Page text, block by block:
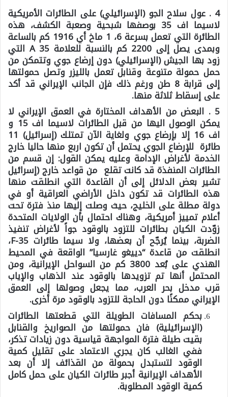
4 . عول سلاح الجو (الإسرائيلي) على الطائرات الأمريكية
لاسيما اف 35 بوصفها شبحية وصعبة الكشف، هذه
الطائرة التي تعمل بسرعة 6، 1 ماخ أي 1916 كم بالساعة
وبمدى يصل إلى 2200 كم بالنسبة للعلامة A 35 التي
زود بها الجيش (الإسرائيلي) دون إرضاع جوي وتتمكن من
حمل حمولة متنوعة وقنابل تعمل بالليزر وتصل حمولتها
إلى قرابة 8 طن ورغم ذلك فإن الجانب الإيراني قد أكد
على إسقاط ثلاثة منها.
5 . البعض من الأهداف المختارة في العمق الإيراني لا
يمكن الوصول اليها من قبل الطائرات لاسيما اف 15 و
اف 16 إلا بإرضاع جوي ولغاية الآن تمتلك (إسرائيل) 11
طائرة للإرضاع الجوي يحتمل أن تكون اربع منها حاليا خارج
الخدمة لأغراض الإدامة وعليه يمكن القول: إن قسم من
الطائرات المنفذة قد كانت تقلع من قواعد خارج (إسرائيل
تشير بعض الدلائل إلى أن القاعدة التي انطلقت منها
هذه الطائرات قد تكون داخل الأراضي العراقية أو في
دولة مطلة على الخليج، حيث وصلت إليها منذ فترة تحت
أعلام تمييز أمريكية، وهناك احتمال بأن الولايات المتحدة
زوّدت الكيان بطائرات للتزود بالوقود جواً لأغراض تنفيذ
الضربة، بينما يُرجّح أن بعضها، ولا سيما طائرات F-35،
انطلقت من قاعدة “دييغو غارسيا” الواقعة في المحيط
الهندي على بُعد 3800 كم من السواحل الإيرانية، ومن
المحتمل أنها تم تزويدها بالوقود عند الذهاب والإياب
قرب مدخل بحر العرب، مما يجعل وصولها إلى العمق
الإيراني ممكنًا دون الحاجة للتزود بالوقود مرة أخرى.
بحكم المسافات الطويلة التي قطعتها الطائرات
(الإسرائيلية) فان حمولتها من الصواريخ والقنابل
بقيت طيلة فترة المواجهة قياسية دون زيادات تذكر،
ففي الغالب كان يجري الاعتماد على تقليل كمية
الوقود لتستبدل بحمولة من القذائف إلا أن بعد
الأهداف الإيرانية أجبر طائرات الكيان على حمل كامل
كمية الوقود المطلوبة.